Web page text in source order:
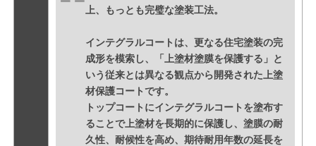
上、もっとも完璧な塗装工法。
インテグラルコートは、更なる住宅塗装の完
成形を模索し、「上塗材塗膜を保護する」と
いう従来とは異なる観点から開発された上塗
材保護コートです。
トップコートにインテグラルコートを塗布す
ることで上塗材を長期的に保護し、塗膜の耐
久性、耐候性を高め、期待耐用年数の延長を